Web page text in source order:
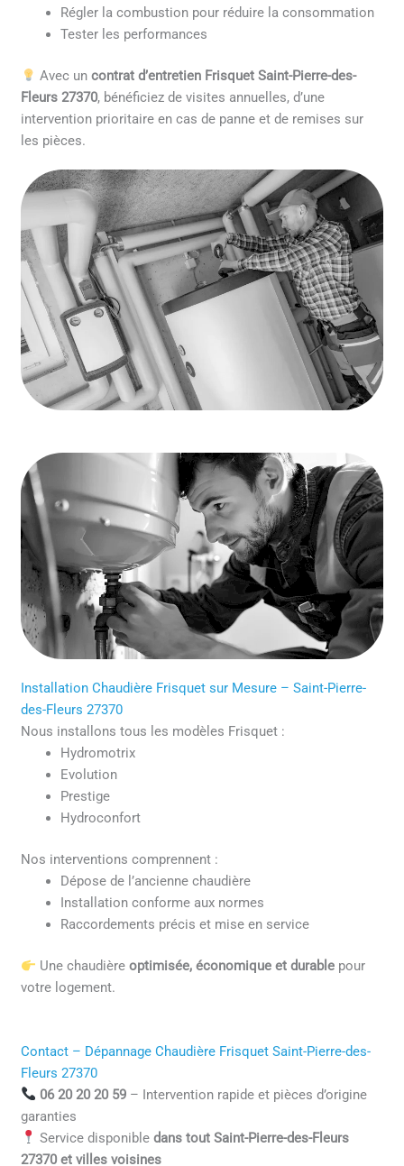
Régler la combustion pour réduire la consommation
Tester les performances
Avec un contrat d’entretien Frisquet Saint-Pierre-des-
Fleurs 27370, bénéficiez de visites annuelles, d’une
intervention prioritaire en cas de panne et de remises sur
les pièces.
Installation Chaudière Frisquet sur Mesure – Saint-Pierre-
des-Fleurs 27370
Nous installons tous les modèles Frisquet :
Hydromotrix
Evolution
Prestige
Hydroconfort
Nos interventions comprennent :
Dépose de l’ancienne chaudière
Installation conforme aux normes
Raccordements précis et mise en service
Une chaudière optimisée, économique et durablepour
votre logement.
Contact – Dépannage Chaudière Frisquet Saint-Pierre-des-
Fleurs 27370
06 20 20 20 59– Intervention rapide et pièces d’origine
garanties
Service disponible dans tout Saint-Pierre-des-Fleurs
27370 et villes voisines